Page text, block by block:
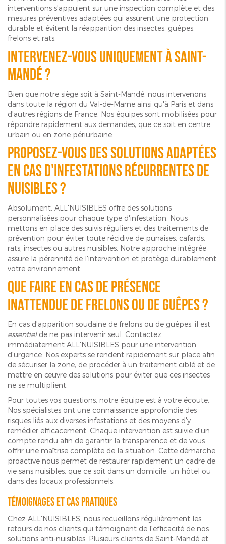
interventions s'appuient sur une inspection complète et des
mesures préventives adaptées qui assurent une protection
durable et évitent la réapparition des insectes, guêpes,
frelons et rats.
Intervenez-vous uniquement à Saint-
Mandé ?
Bien que notre siège soit à Saint-Mandé, nous intervenons
dans toute la région du Val-de-Marne ainsi qu'à Paris et dans
d'autres régions de France. Nos équipes sont mobilisées pour
répondre rapidement aux demandes, que ce soit en centre
urbain ou en zone périurbaine.
Proposez-vous des solutions adaptées
en cas d'infestations récurrentes de
nuisibles ?
Absolument, ALL'NUISIBLES offre des solutions
personnalisées pour chaque type d'infestation. Nous
mettons en place des suivis réguliers et des traitements de
prévention pour éviter toute récidive de punaises, cafards,
rats, insectes ou autres nuisibles. Notre approche intégrée
assure la pérennité de l'intervention et protège durablement
votre environnement.
Que faire en cas de présence
inattendue de frelons ou de guêpes ?
En cas d'apparition soudaine de frelons ou de guêpes, il est
essentielde ne pas intervenir seul. Contactez
immédiatement ALL'NUISIBLES pour une intervention
d'urgence. Nos experts se rendent rapidement sur place afin
de sécuriser la zone, de procéder à un traitement ciblé et de
mettre en œuvre des solutions pour éviter que ces insectes
ne se multiplient.
Pour toutes vos questions, notre équipe est à votre écoute.
Nos spécialistes ont une connaissance approfondie des
risques liés aux diverses infestations et des moyens d'y
remédier efficacement. Chaque intervention est suivie d'un
compte rendu afin de garantir la transparence et de vous
offrir une maîtrise complète de la situation. Cette démarche
proactive nous permet de restaurer rapidement un cadre de
vie sans nuisibles, que ce soit dans un domicile, un hôtel ou
dans des locaux professionnels.
Témoignages et cas pratiques
Chez ALL'NUISIBLES, nous recueillons régulièrement les
retours de nos clients qui témoignent de l'efficacité de nos
solutions anti-nuisibles. Plusieurs clients de Saint-Mandé et